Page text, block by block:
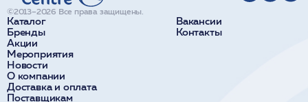
Каталог
Бренды
Акции
Мероприятия
Новости
О компании
Доставка и оплата
Поставщикам
Вакансии
Контакты
©2013–2026 Все права защищены.